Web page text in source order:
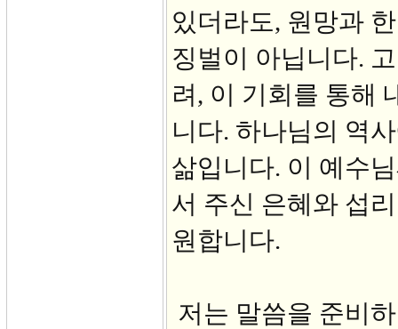
있더라도, 원망과
징벌이 아닙니다.
려, 이 기회를 통해
니다. 하나님의 역
삶입니다. 이 예수
서 주신 은혜와 섭
원합니다.
저는 말씀을 준비